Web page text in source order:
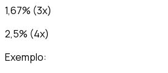
1,67% (3x)
2,5% (4x)
Exemplo: